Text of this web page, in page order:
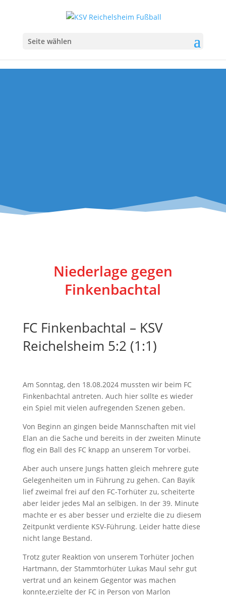
Seite wählen
Niederlage gegen
Finkenbachtal
FC Finkenbachtal – KSV
Reichelsheim 5:2 (1:1)
Am Sonntag, den 18.08.2024 mussten wir beim FC
Finkenbachtal antreten. Auch hier sollte es wieder
ein Spiel mit vielen aufregenden Szenen geben.
Von Beginn an gingen beide Mannschaften mit viel
Elan an die Sache und bereits in der zweiten Minute
flog ein Ball des FC knapp an unserem Tor vorbei.
Aber auch unsere Jungs hatten gleich mehrere gute
Gelegenheiten um in Führung zu gehen. Can Bayik
lief zweimal frei auf den FC-Torhüter zu, scheiterte
aber leider jedes Mal an selbigen. In der 39. Minute
machte er es aber besser und erzielte die zu diesem
Zeitpunkt verdiente KSV-Führung. Leider hatte diese
nicht lange Bestand.
Trotz guter Reaktion von unserem Torhüter Jochen
Hartmann, der Stammtorhüter Lukas Maul sehr gut
vertrat und an keinem Gegentor was machen
konnte,erzielte der FC in Person von Marlon